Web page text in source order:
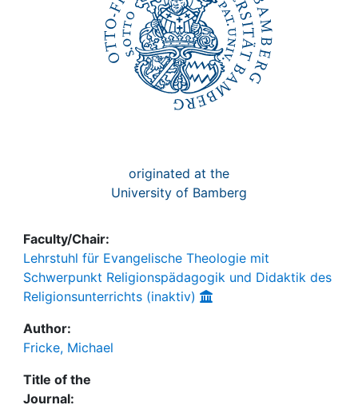
originated at the
University of Bamberg
Faculty/Chair:
Lehrstuhl für Evangelische Theologie mit
Schwerpunkt Religionspädagogik und Didaktik des
Religionsunterrichts (inaktiv)
Author:
Fricke, Michael
Title of the
Journal: